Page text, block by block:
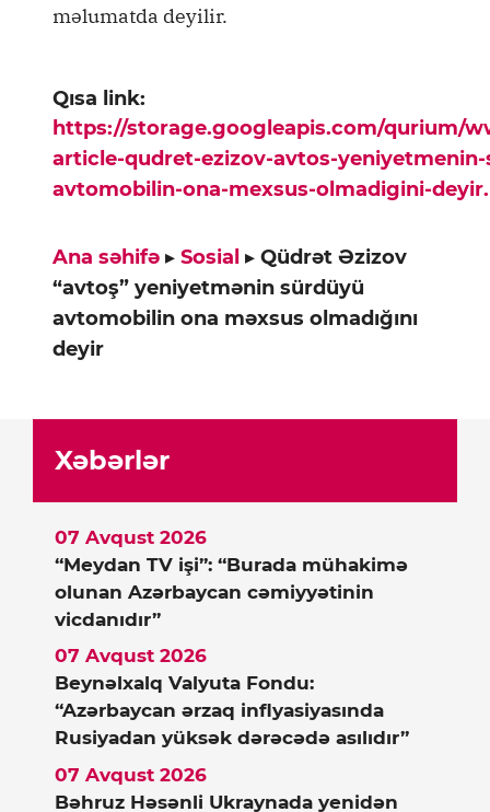
məlumatda deyilir.
Qısa link:
https://storage.googleapis.com/qurium/
article-qudret-ezizov-avtos-
avtomobilin-ona-mexsus-olmadigini-
Ana səhifə ▸ Sosial ▸ Qüdrət Əzizov
“avtoş” yeniyetmənin sürdüyü
avtomobilin ona məxsus olmadığını
deyir
Xəbərlər
“Meydan TV işi”: “Burada mühakimə
olunan Azərbaycan cəmiyyətinin
vicdanıdır”
07 Avqust 2026
Beynəlxalq Valyuta Fondu:
“Azərbaycan ərzaq inflyasiyasında
Rusiyadan yüksək dərəcədə asılıdır”
07 Avqust 2026
Bəhruz Həsənli Ukraynada yenidən
07 Avqust 2026